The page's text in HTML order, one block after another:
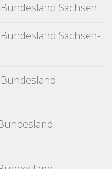
Sachsen
Sachsen-